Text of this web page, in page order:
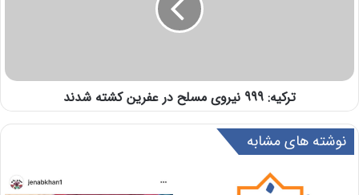
ترکیه: 999 نیروی مسلح در عفرین کشته شدند
نوشته های مشابه